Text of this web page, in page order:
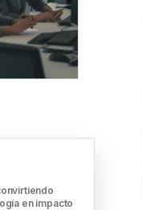
en impacto